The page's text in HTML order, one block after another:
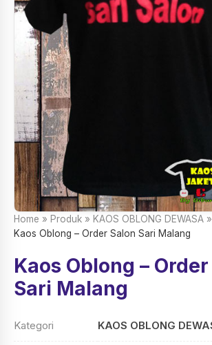
Home » Produk » KAOS OBLONG DEWASA »
Kaos Oblong – Order Salon Sari Malang
Kaos Oblong –
Sari Malang
Kategori KAOS OBLONG